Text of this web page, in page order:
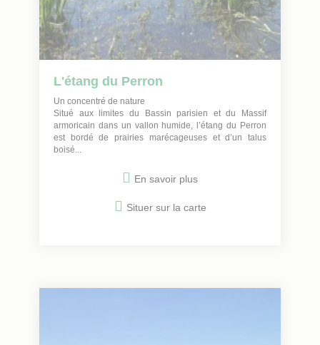
L'étang du Perron
Un concentré de nature
Situé aux limites du Bassin parisien et du Massif
armoricain dans un vallon humide, l’étang du Perron
est bordé de prairies marécageuses et d’un talus
boisé...
En savoir plus
Situer sur la carte